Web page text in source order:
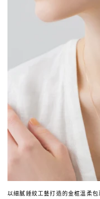
以細膩錘紋工藝打造的金框溫柔